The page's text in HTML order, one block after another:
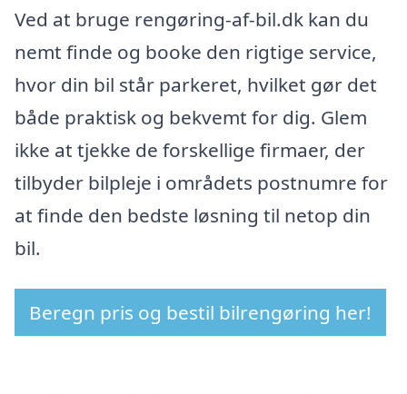
Ved at bruge rengøring-af-bil.dk kan du
nemt finde og booke den rigtige service,
hvor din bil står parkeret, hvilket gør det
både praktisk og bekvemt for dig. Glem
ikke at tjekke de forskellige firmaer, der
tilbyder bilpleje i områdets postnumre for
at finde den bedste løsning til netop din
bil.
Beregn pris og bestil bilrengøring her!